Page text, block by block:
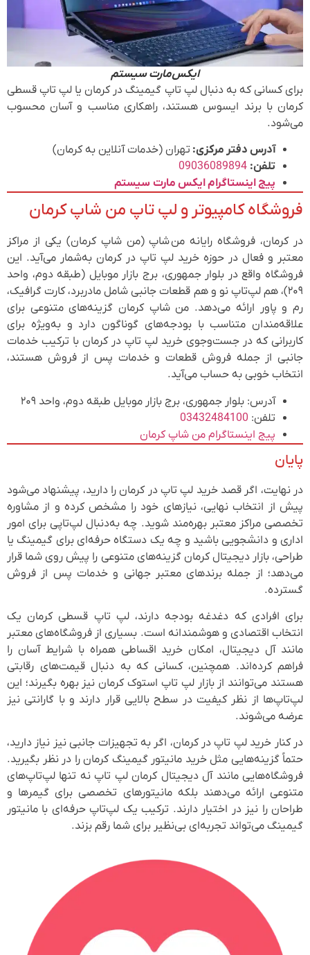
ایکس‌مارت سیستم
برای کسانی که به دنبال لپ تاپ گیمینگ در کرمان یا لپ تاپ قسطی
کرمان با برند ایسوس هستند، راهکاری مناسب و آسان محسوب
می‌شود.
آدرس دفتر مرکزی: تهران (خدمات آنلاین به کرمان)
تلفن: 09036089894
پیج اینستاگرام ایکس مارت سیستم
فروشگاه کامپیوتر و لپ تاپ من شاپ کرمان
در کرمان، فروشگاه رایانه من شاپ (من شاپ کرمان) یکی از مراکز
معتبر و فعال در حوزه خرید لپ تاپ در کرمان به‌شمار می‌آید. این
فروشگاه واقع در بلوار جمهوری، برج بازار موبایل (طبقه دوم، واحد
۲۰۹)، هم لپ‌تاپ نو و هم قطعات جانبی شامل مادربرد، کارت گرافیک،
رم و پاور ارائه می‌دهد. من شاپ کرمان گزینه‌های متنوعی برای
علاقه‌مندان متناسب با بودجه‌های گوناگون دارد و به‌ویژه برای
کاربرانی که در جست‌وجوی خرید لپ تاپ در کرمان با ترکیب خدمات
جانبی از جمله فروش قطعات و خدمات پس از فروش هستند،
انتخاب خوبی به حساب می‌آید.
آدرس: بلوار جمهوری، برج بازار موبایل طبقه دوم، واحد ۲۰۹
تلفن: 03432484100
پیج اینستاگرام من شاپ کرمان
پایان
در نهایت، اگر قصد خرید لپ تاپ در کرمان را دارید، پیشنهاد می‌شود
پیش از انتخاب نهایی، نیازهای خود را مشخص کرده و از مشاوره
تخصصی مراکز معتبر بهره‌مند شوید. چه به‌دنبال لپ‌تاپی برای امور
اداری و دانشجویی باشید و چه یک دستگاه حرفه‌ای برای گیمینگ یا
طراحی، بازار دیجیتال کرمان گزینه‌های متنوعی را پیش روی شما قرار
می‌دهد؛ از جمله برندهای معتبر جهانی و خدمات پس از فروش
گسترده.
برای افرادی که دغدغه بودجه دارند، لپ تاپ قسطی کرمان یک
انتخاب اقتصادی و هوشمندانه است. بسیاری از فروشگاه‌های معتبر
مانند آل دیجیتال، امکان خرید اقساطی همراه با شرایط آسان را
فراهم کرده‌اند. همچنین، کسانی که به دنبال قیمت‌های رقابتی
هستند می‌توانند از بازار لپ تاپ استوک کرمان نیز بهره بگیرند؛ این
لپ‌تاپ‌ها از نظر کیفیت در سطح بالایی قرار دارند و با گارانتی نیز
عرضه می‌شوند.
در کنار خرید لپ تاپ در کرمان، اگر به تجهیزات جانبی نیز نیاز دارید،
حتماً گزینه‌هایی مثل خرید مانیتور گیمینگ کرمان را در نظر بگیرید.
فروشگاه‌هایی مانند آل دیجیتال کرمان لپ تاپ نه تنها لپ‌تاپ‌های
متنوعی ارائه می‌دهند بلکه مانیتورهای تخصصی برای گیمرها و
طراحان را نیز در اختیار دارند. ترکیب یک لپ‌تاپ حرفه‌ای با مانیتور
گیمینگ می‌تواند تجربه‌ای بی‌نظیر برای شما رقم بزند.